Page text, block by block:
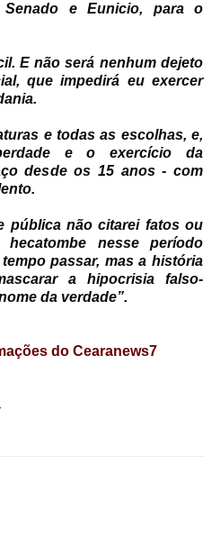
e Eunicio, para o
E não será nenhum dejeto
que impedirá eu exercer
e todas as escolhas, e,
e o exercício da
desde os 15 anos - com
pública não citarei fatos ou
nesse período
passar, mas a história
a hipocrisia falso-
da verdade”.
do Cearanews7